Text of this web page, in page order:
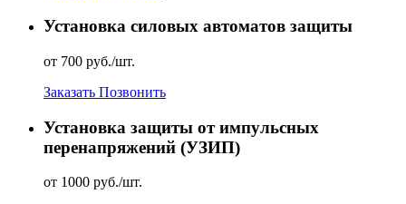
Установка силовых автоматов защиты
от 700 руб./шт.
Заказать Позвонить
Установка защиты от импульсных
перенапряжений (УЗИП)
от 1000 руб./шт.